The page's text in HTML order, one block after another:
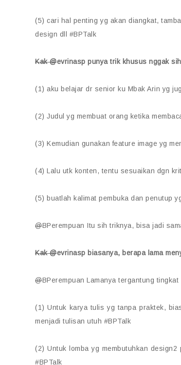
(5) cari hal penting yg akan diangkat,
design dll #BPTalk
Kak @evrinasp punya trik khusus nggak
(1) aku belajar dr senior ku Mbak Arin yg
(2) Judul yg membuat orang ketika
(3) Kemudian gunakan feature image yg
(4) Lalu utk konten, tentu sesuaikan dgn
(5) buatlah kalimat pembuka dan penutup
@BPerempuan Itu sih triknya, bisa jadi
Kak @evrinasp biasanya, berapa lama
@BPerempuan Lamanya tergantung
(1) Untuk karya tulis yg tanpa praktek,
menjadi tulisan utuh #BPTalk
(2) Untuk lomba yg membutuhkan
#BPTalk